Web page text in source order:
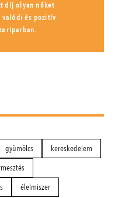
díj olyan nőket
valódi és pozitív
gyümölcs
kereskedelem
élelmiszer